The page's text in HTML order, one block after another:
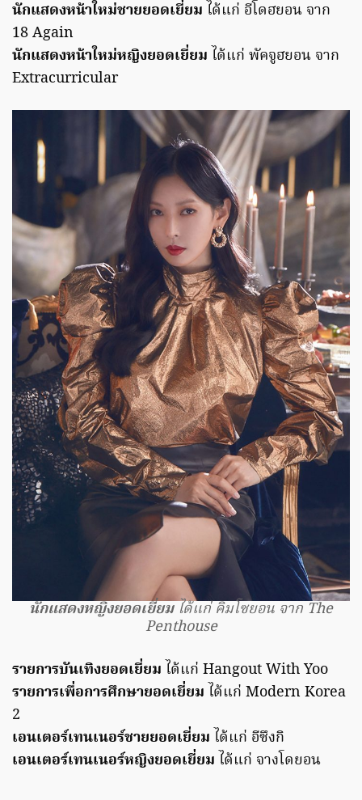
นักแสดงหน้าใหม่ชายยอดเยี่ยม ได้แก่ อีโดฮยอน จาก
18 Again
นักแสดงหน้าใหม่หญิงยอดเยี่ยม ได้แก่ พัคจูฮยอน จาก
Extracurricular
นักแสดงหญิงยอดเยี่ยมได้แก่ คิมโซยอน จาก The
Penthouse
รายการบันเทิงยอดเยี่ยม ได้แก่ Hangout With Yoo
รายการเพื่อการศึกษายอดเยี่ยม ได้แก่ Modern Korea
2
เอนเตอร์เทนเนอร์ชายยอดเยี่ยม ได้แก่ อีซึงกิ
เอนเตอร์เทนเนอร์หญิงยอดเยี่ยม ได้แก่ จางโดยอน